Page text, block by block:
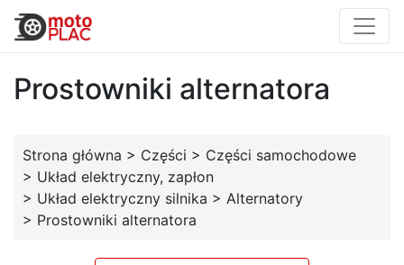
Prostowniki alternatora
Strona główna > Części > Części samochodowe
> Układ elektryczny, zapłon
> Układ elektryczny silnika > Alternatory
> Prostowniki alternatora